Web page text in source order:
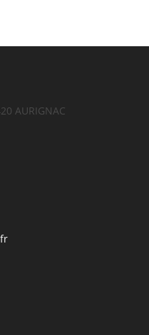
AURIGNAC